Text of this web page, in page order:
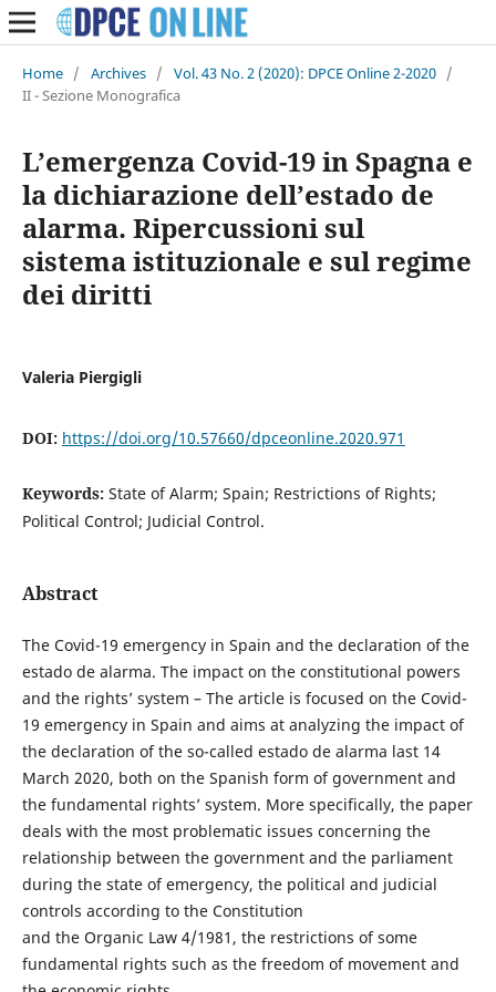
Home / Archives / Vol. 43 No. 2 (2020): DPCE Online 2-2020 /
II - Sezione Monografica
L’emergenza Covid-19 in Spagna e
la dichiarazione dell’estado de
alarma. Ripercussioni sul
sistema istituzionale e sul regime
dei diritti
Valeria Piergigli
DOI: https://doi.org/10.57660/dpceonline.2020.971
Keywords: State of Alarm; Spain; Restrictions of Rights;
Political Control; Judicial Control.
Abstract
The Covid-19 emergency in Spain and the declaration of the
estado de alarma. The impact on the constitutional powers
and the rights’ system – The article is focused on the Covid-
19 emergency in Spain and aims at analyzing the impact of
the declaration of the so-called estado de alarma last 14
March 2020, both on the Spanish form of government and
the fundamental rights’ system. More specifically, the paper
deals with the most problematic issues concerning the
relationship between the government and the parliament
during the state of emergency, the political and judicial
controls according to the Constitution
and the Organic Law 4/1981, the restrictions of some
fundamental rights such as the freedom of movement and